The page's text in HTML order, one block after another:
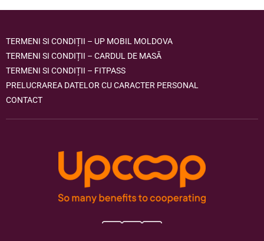
TERMENI SI CONDIȚII – UP MOBIL MOLDOVA
TERMENI SI CONDIȚII – CARDUL DE MASĂ
TERMENI SI CONDIȚII – FITPASS
PRELUCRAREA DATELOR CU CARACTER PERSONAL
CONTACT